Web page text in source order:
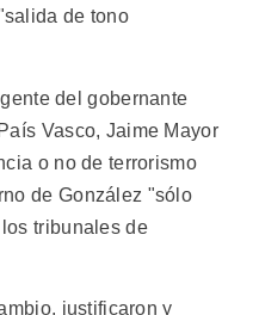
de tono
del gobernante
Vasco, Jaime Mayor
o no de terrorismo
de González "sólo
tribunales de
justificaron y